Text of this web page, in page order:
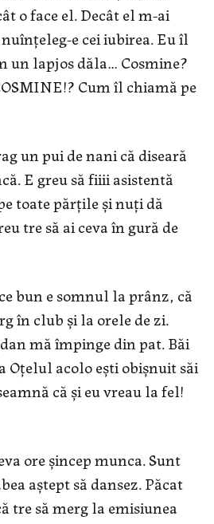
o face el. Decât el m-ai
e cei iubirea. Eu îl
un lapjos dăla… Cosmine?
Cum îl chiamă pe
un pui de nani că diseară
E greu să fiiii asistentă
toate părțile și nuți dă
tre să ai ceva în gură de
bun e somnul la prânz, că
în club și la orele de zi.
mă împinge din pat. Băi
Oțelul acolo ești obișnuit săi
că și eu vreau la fel!
ore șincep munca. Sunt
aștept să dansez. Păcat
tre să merg la emisiunea